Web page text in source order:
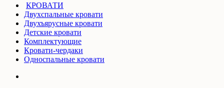
КРОВАТИ
Двухспальные кровати
Двухъярусные кровати
Детские кровати
Комплектующие
Кровати-чердаки
Односпальные кровати